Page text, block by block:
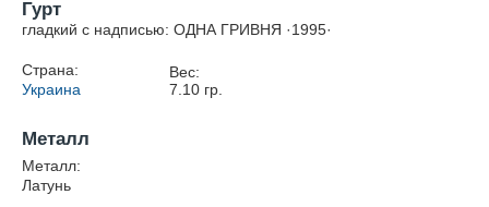
Гурт
гладкий с надписью: ОДНА ГРИВНЯ ·1995·
Страна:
Украина
Вес:
7.10гр.
Металл
Металл:
Латунь